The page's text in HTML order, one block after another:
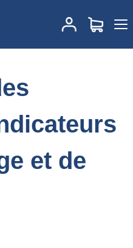
des élevages : indicateurs
et de